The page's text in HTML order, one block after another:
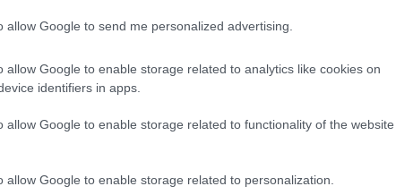
allow Google to send me personalized advertising.
allow Google to enable storage related to analytics like cookies on
identifiers in apps.
allow Google to enable storage related to functionality of the website
allow Google to enable storage related to personalization.
russa dell’Ucraina. “Il Nicaragua
importatore netto di cibo. Non è un Paese che
logistici, costi e se si faranno acquisti
è anche il referente per le relazioni
2022, a proposito del rafforzamento
Costa Rica, Luis Guillermo Solis, disse che si
di una base russa nel cuore della regione.